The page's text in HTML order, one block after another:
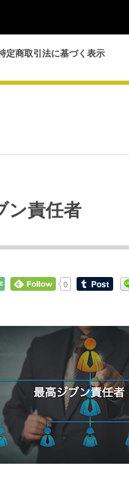
定商取引法に基づく表示
ン責任者
0